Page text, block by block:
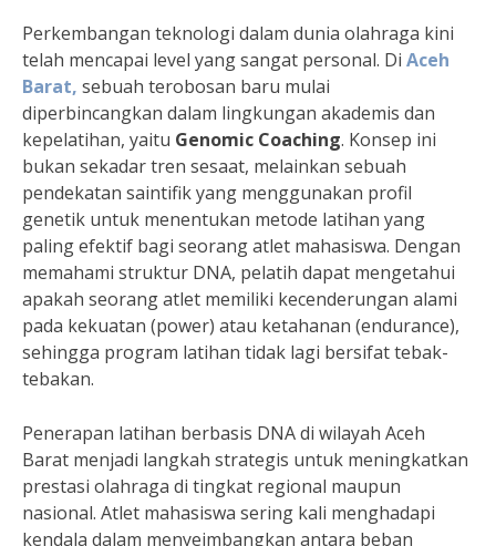
Perkembangan teknologi dalam dunia olahraga kini
telah mencapai level yang sangat personal. Di Aceh
Barat, sebuah terobosan baru mulai
diperbincangkan dalam lingkungan akademis dan
kepelatihan, yaitu Genomic Coaching. Konsep ini
bukan sekadar tren sesaat, melainkan sebuah
pendekatan saintifik yang menggunakan profil
genetik untuk menentukan metode latihan yang
paling efektif bagi seorang atlet mahasiswa. Dengan
memahami struktur DNA, pelatih dapat mengetahui
apakah seorang atlet memiliki kecenderungan alami
pada kekuatan (power) atau ketahanan (endurance),
sehingga program latihan tidak lagi bersifat tebak-
tebakan.
Penerapan latihan berbasis DNA di wilayah Aceh
Barat menjadi langkah strategis untuk meningkatkan
prestasi olahraga di tingkat regional maupun
nasional. Atlet mahasiswa sering kali menghadapi
kendala dalam menyeimbangkan antara beban